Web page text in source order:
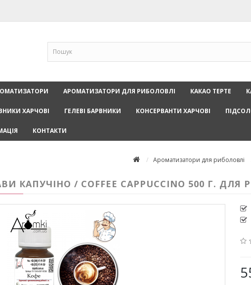
АРОМАТИЗАТОРИ ДЛЯ РИБОЛОВЛІ КАКАО ТЕРТЕ
ХАРЧОВІ ГЕЛЕВІ БАРВНИКИ КОНСЕРВАНТИ ХАРЧОВІ
КОНТАКТИ
Ароматизатори для риболовлі
КАПУЧІНО / COFFEE CAPPUCCINO 500 Г. ДЛЯ